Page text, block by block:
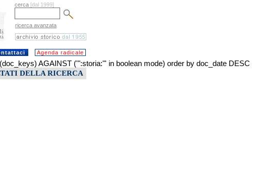
cerca [dal 1999]
ricerca avanzata
Agenda radicale
AGAINST ('":storia:"' in boolean mode) order by doc_date DESC
DELLA RICERCA